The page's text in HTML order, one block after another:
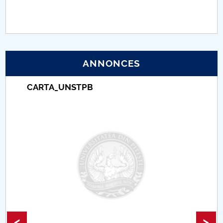
Protection des données personnelles
Comisie de etica unversitară
Accesibilitate pentru studenții cu dizabilități
ANNONCES
CARTA_UNSTPB